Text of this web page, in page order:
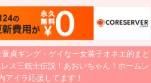
貞ギング・ゲイなー女装子オネエ的まと
ス三銃士伝説！あおいちゃん！ホームレ
アイラ応援してます！